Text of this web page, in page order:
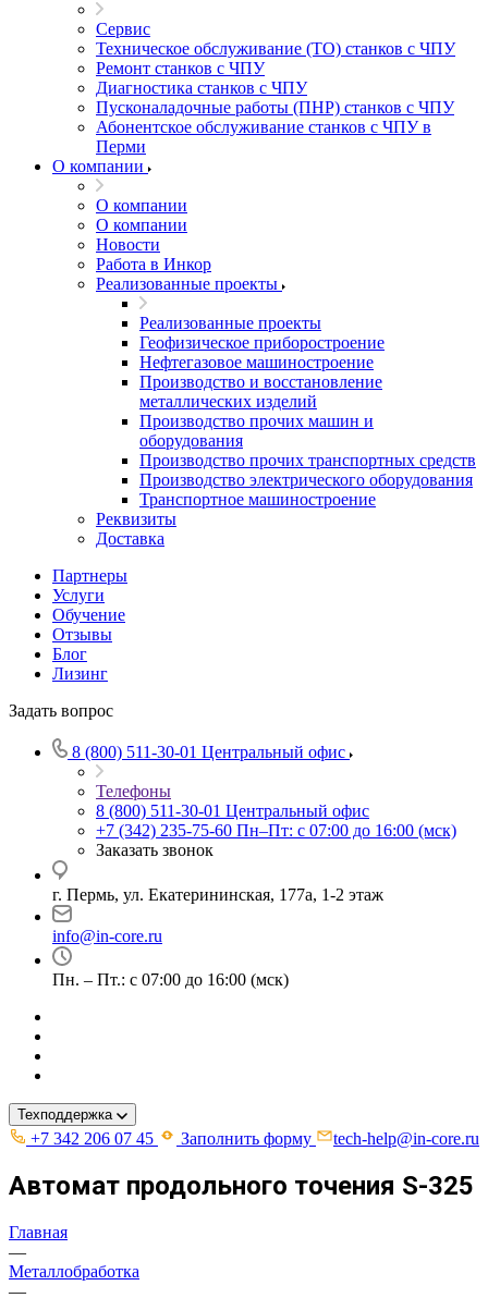
Сервис
Техническое обслуживание (ТО) станков с ЧПУ
Ремонт станков с ЧПУ
Диагностика станков с ЧПУ
Пусконаладочные работы (ПНР) станков с ЧПУ
Абонентское обслуживание станков с ЧПУ в
Перми
О компании
О компании
О компании
Новости
Работа в Инкор
Реализованные проекты
Реализованные проекты
Геофизическое приборостроение
Нефтегазовое машиностроение
Производство и восстановление
металлических изделий
Производство прочих машин и
оборудования
Производство прочих транспортных средств
Производство электрического оборудования
Транспортное машиностроение
Реквизиты
Доставка
Партнеры
Услуги
Обучение
Отзывы
Блог
Лизинг
Задать вопрос
8 (800) 511-30-01 Центральный офис
Телефоны
8 (800) 511-30-01 Центральный офис
+7 (342) 235-75-60 Пн–Пт: с 07:00 до 16:00 (мск)
Заказать звонок
г. Пермь, ул. ​Екатерининская, 177а, ​1-2 этаж
info@in-core.ru
Пн. – Пт.: с 07:00 до 16:00 (мск)
Техподдержка
+7 342 206 07 45 Заполнить форму tech-help@in-core.ru
Автомат продольного точения S-325
Главная
—
Металлобработка
—